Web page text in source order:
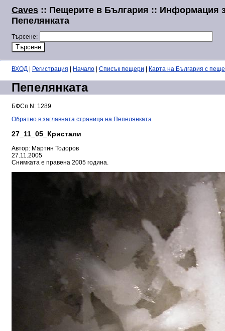
Caves :: Пещерите в България :: Информация
Пепелянката
Търсене:
ВХОД Регистрация Начало Списък пещери Карта на България с
Пепелянката
БФСп N: 1289
Обратно в заглавната страница на Пепелянката
27_11_05_Кристали
Автор: Мартин Тодоров
27.11.2005
Снимката е правена 2005 година.